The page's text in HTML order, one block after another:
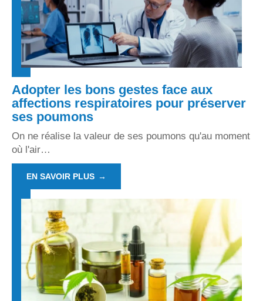
Adopter les bons gestes face aux
affections respiratoires pour préserver
ses poumons
On ne réalise la valeur de ses poumons qu'au moment
où l'air…
EN SAVOIR PLUS